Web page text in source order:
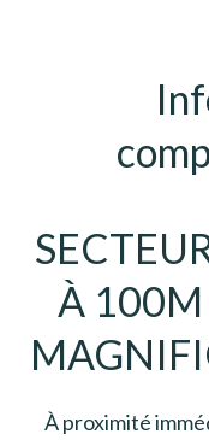
À 100M
À proximité